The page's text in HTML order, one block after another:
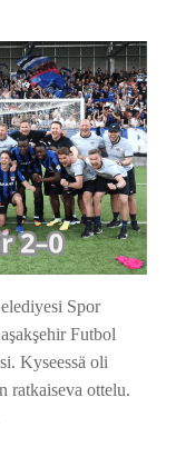
Spor
Futbol
Kyseessä oli
ratkaiseva ottelu.